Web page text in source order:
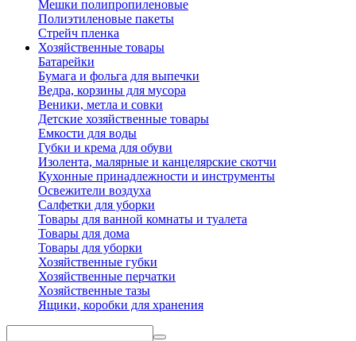
Мешки полипропиленовые
Полиэтиленовые пакеты
Стрейч пленка
Хозяйственные товары
Батарейки
Бумага и фольга для выпечки
Ведра, корзины для мусора
Веники, метла и совки
Детские хозяйственные товары
Емкости для воды
Губки и крема для обуви
Изолента, малярные и канцелярские скотчи
Кухонные принадлежности и инструменты
Освежители воздуха
Салфетки для уборки
Товары для ванной комнаты и туалета
Товары для дома
Товары для уборки
Хозяйственные губки
Хозяйственные перчатки
Хозяйственные тазы
Ящики, коробки для хранения